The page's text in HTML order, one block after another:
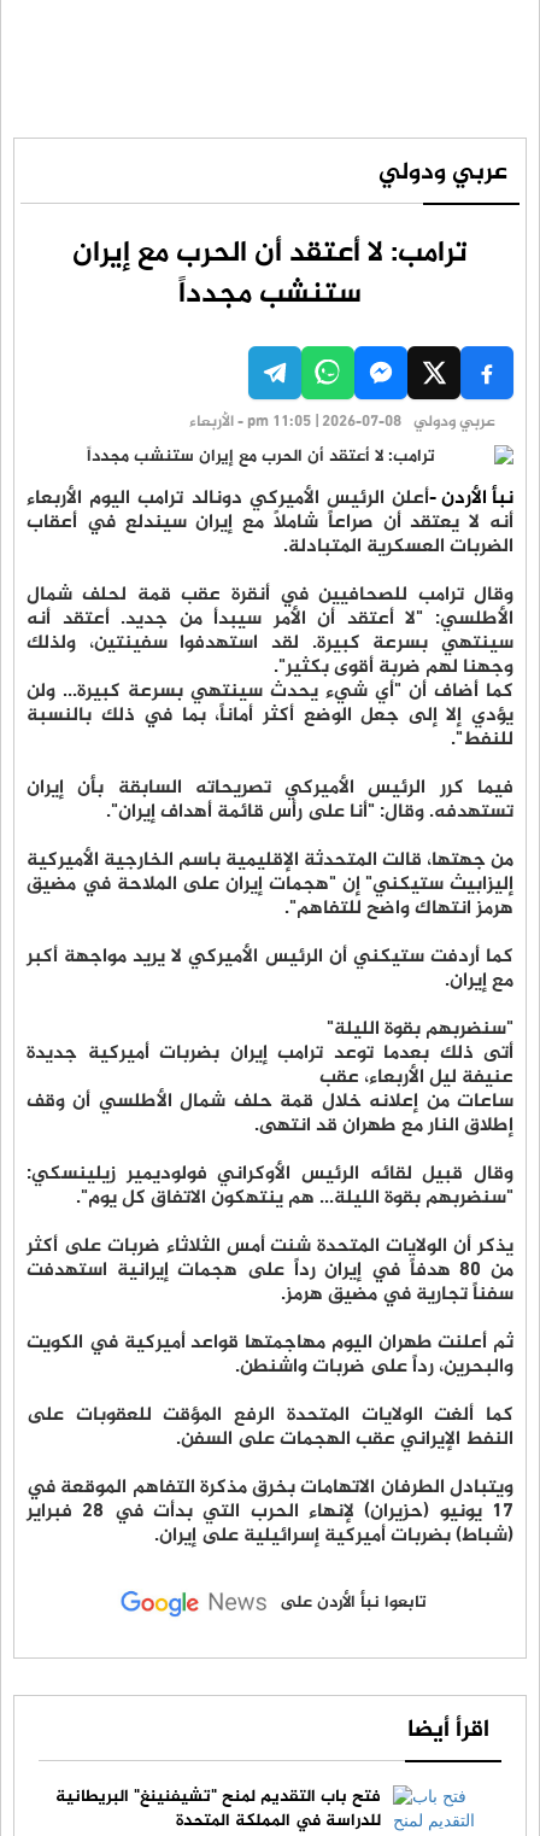
عربي ودولي
ترامب: لا أعتقد أن الحرب مع إيران
ستنشب مجدداً
عربي ودولي pm 11:05 | 2026-07-08 - الأربعاء
نبأ الأردن -أعلن الرئيس الأميركي دونالد ترامب اليوم الأربعاء
أنه لا يعتقد أن صراعاً شاملاً مع إيران سيندلع في أعقاب
الضربات العسكرية المتبادلة.
وقال ترامب للصحافيين في أنقرة عقب قمة لحلف شمال
الأطلسي: "لا أعتقد أن الأمر سيبدأ من جديد. أعتقد أنه
سينتهي بسرعة كبيرة. لقد استهدفوا سفينتين، ولذلك
وجهنا لهم ضربة أقوى بكثير".
كما أضاف أن "أي شيء يحدث سينتهي بسرعة كبيرة... ولن
يؤدي إلا إلى جعل الوضع أكثر أماناً، بما في ذلك بالنسبة
للنفط".
فيما كرر الرئيس الأميركي تصريحاته السابقة بأن إيران
تستهدفه. وقال: "أنا على رأس قائمة أهداف إيران".
من جهتها، قالت المتحدثة الإقليمية باسم الخارجية الأميركية
إليزابيث ستيكني" إن "هجمات إيران على الملاحة في مضيق
هرمز انتهاك واضح للتفاهم".
كما أردفت ستيكني أن الرئيس الأميركي لا يريد مواجهة أكبر
مع إيران.
"سنضربهم بقوة الليلة"
أتى ذلك بعدما توعد ترامب إيران بضربات أميركية جديدة
عنيفة ليل الأربعاء، عقب
ساعات من إعلانه خلال قمة حلف شمال الأطلسي أن وقف
إطلاق النار مع طهران قد انتهى.
وقال قبيل لقائه الرئيس الأوكراني فولوديمير زيلينسكي:
"سنضربهم بقوة الليلة... هم ينتهكون الاتفاق كل يوم".
يذكر أن الولايات المتحدة شنت أمس الثلاثاء ضربات على أكثر
من 80 هدفاً في إيران رداً على هجمات إيرانية استهدفت
سفناً تجارية في مضيق هرمز.
ثم أعلنت طهران اليوم مهاجمتها قواعد أميركية في الكويت
والبحرين، رداً على ضربات واشنطن.
كما ألغت الولايات المتحدة الرفع المؤقت للعقوبات على
النفط الإيراني عقب الهجمات على السفن.
ويتبادل الطرفان الاتهامات بخرق مذكرة التفاهم الموقعة في
17 يونيو (حزيران) لإنهاء الحرب التي بدأت في 28 فبراير
(شباط) بضربات أميركية إسرائيلية على إيران.
تابعوا نبأ الأردن على
اقرأ أيضا
فتح باب التقديم لمنح "تشيفنينغ" البريطانية
للدراسة في المملكة المتحدة